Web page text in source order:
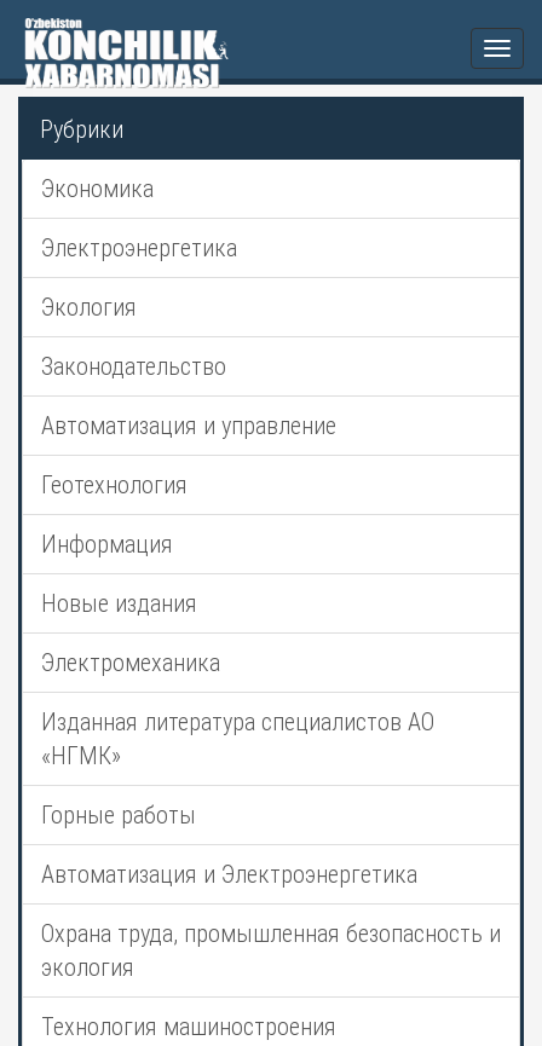
Рубрики
Экономика
Электроэнергетика
Экология
Законодательство
Автоматизация и управление
Геотехнология
Информация
Новые издания
Электромеханика
Изданная литература специалистов АО
«НГМК»
Горные работы
Автоматизация и Электроэнергетика
Охрана труда, промышленная безопасность и
экология
Технология машиностроения